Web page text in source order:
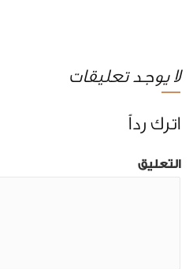
لا يوجد تعليقات
اترك رداً
التعليق